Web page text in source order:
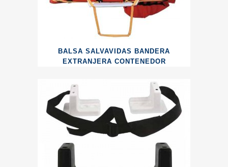
BALSA SALVAVIDAS BANDERA
EXTRANJERA CONTENEDOR